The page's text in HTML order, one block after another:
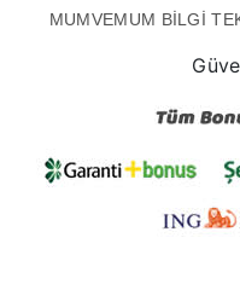
MUMVEMUM BİLGİ